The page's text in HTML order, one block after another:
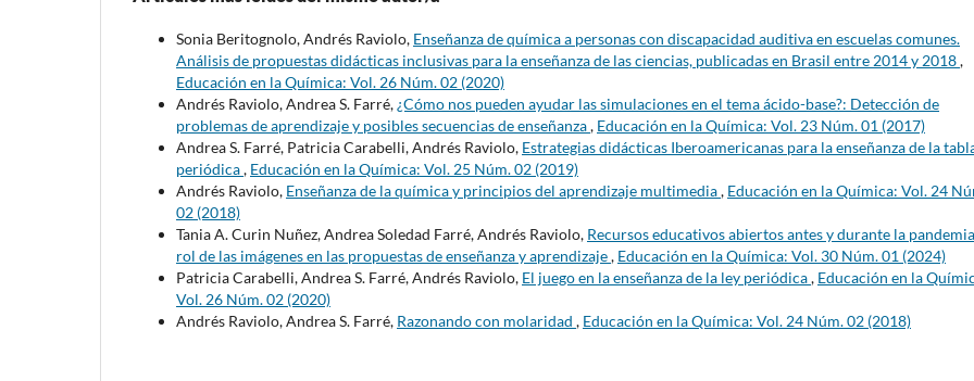
Sonia Beritognolo, Andrés Raviolo, Enseñanza de química a personas con discapacidad auditiva en escuelas comunes.
Análisis de propuestas didácticas inclusivas para la enseñanza de las ciencias, publicadas en Brasil entre 2014 y 2018,
Educación en la Química: Vol. 26 Núm. 02 (2020)
Andrés Raviolo, Andrea S. Farré,¿Cómo nos pueden ayudar las simulaciones en el tema ácido-base?: Detección de
problemas de aprendizaje y posibles secuencias de enseñanza, Educación en la Química: Vol. 23 Núm. 01 (2017)
Andrea S. Farré, Patricia Carabelli, Andrés Raviolo, Estrategias didácticas Iberoamericanas para la enseñanza de la
periódica, Educación en la Química: Vol. 25 Núm. 02 (2019)
Andrés Raviolo, Enseñanza de la química y principios del aprendizaje multimedia, Educación en la Química: Vol. 24
02 (2018)
Tania A. Curin Nuñez, Andrea Soledad Farré, Andrés Raviolo, Recursos educativos abiertos antes y durante la
rol de las imágenes en las propuestas de enseñanza y aprendizaje, Educación en la Química: Vol. 30 Núm. 01 (2024)
Patricia Carabelli, Andrea S. Farré, Andrés Raviolo, El juego en la enseñanza de la ley periódica, Educación en la
Vol. 26 Núm. 02 (2020)
Andrés Raviolo, Andrea S. Farré, Razonando con molaridad , Educación en la Química: Vol. 24 Núm. 02 (2018)